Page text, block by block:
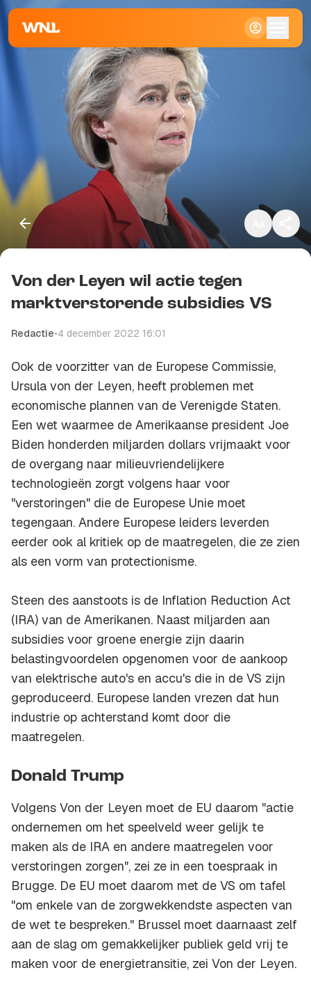
Kopieer link
Von der Leyen wil actie tegen
marktverstorende subsidies VS
Redactie•4 december 2022 16:01
Ook de voorzitter van de Europese Commissie,
Ursula von der Leyen, heeft problemen met
economische plannen van de Verenigde Staten.
Een wet waarmee de Amerikaanse president Joe
Biden honderden miljarden dollars vrijmaakt voor
de overgang naar milieuvriendelijkere
technologieën zorgt volgens haar voor
"verstoringen" die de Europese Unie moet
tegengaan. Andere Europese leiders leverden
eerder ook al kritiek op de maatregelen, die ze zien
als een vorm van protectionisme.
Steen des aanstoots is de Inflation Reduction Act
(IRA) van de Amerikanen. Naast miljarden aan
subsidies voor groene energie zijn daarin
belastingvoordelen opgenomen voor de aankoop
van elektrische auto's en accu's die in de VS zijn
geproduceerd. Europese landen vrezen dat hun
industrie op achterstand komt door die
maatregelen.
Donald Trump
Volgens Von der Leyen moet de EU daarom "actie
ondernemen om het speelveld weer gelijk te
maken als de IRA en andere maatregelen voor
verstoringen zorgen", zei ze in een toespraak in
Brugge. De EU moet daarom met de VS om tafel
"om enkele van de zorgwekkendste aspecten van
de wet te bespreken." Brussel moet daarnaast zelf
aan de slag om gemakkelijker publiek geld vrij te
maken voor de energietransitie, zei Von der Leyen.